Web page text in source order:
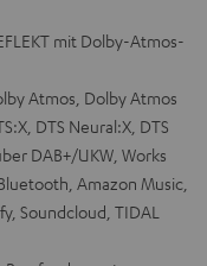
mit Dolby-Atmos-
Atmos, Dolby Atmos
DTS Neural:X, DTS
DAB+/UKW, Works
Amazon Music,
Soundcloud, TIDAL